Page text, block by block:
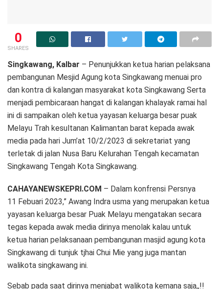
0
SHARES
Singkawang, Kalbar – Penunjukkan ketua harian pelaksana
pembangunan Mesjid Agung kota Singkawang menuai pro
dan kontra di kalangan masyarakat kota Singkawang Serta
menjadi pembicaraan hangat di kalangan khalayak ramai hal
ini di sampaikan oleh ketua yayasan keluarga besar puak
Melayu Trah kesultanan Kalimantan barat kepada awak
media pada hari Jum’at 10/2/2023 di sekretariat yang
terletak di jalan Nusa Baru Kelurahan Tengah kecamatan
Singkawang Tengah Kota Singkawang.
CAHAYANEWSKEPRI.COM – Dalam konfrensi Persnya
11 Febuari 2023,” Awang Indra usma yang merupakan ketua
yayasan keluarga besar Puak Melayu mengatakan secara
tegas kepada awak media dirinya menolak kalau untuk
ketua harian pelaksanaan pembangunan masjid agung kota
Singkawang di tunjuk tjhai Chui Mie yang juga mantan
walikota singkawang ini.
Sebab pada saat dirinya menjabat walikota kemana saja,,!!